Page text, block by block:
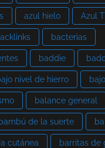
azul hielo Azul
bacterias
baddie
nivel de hierro
balance general
bambú de la suerte
cutánea barritas de